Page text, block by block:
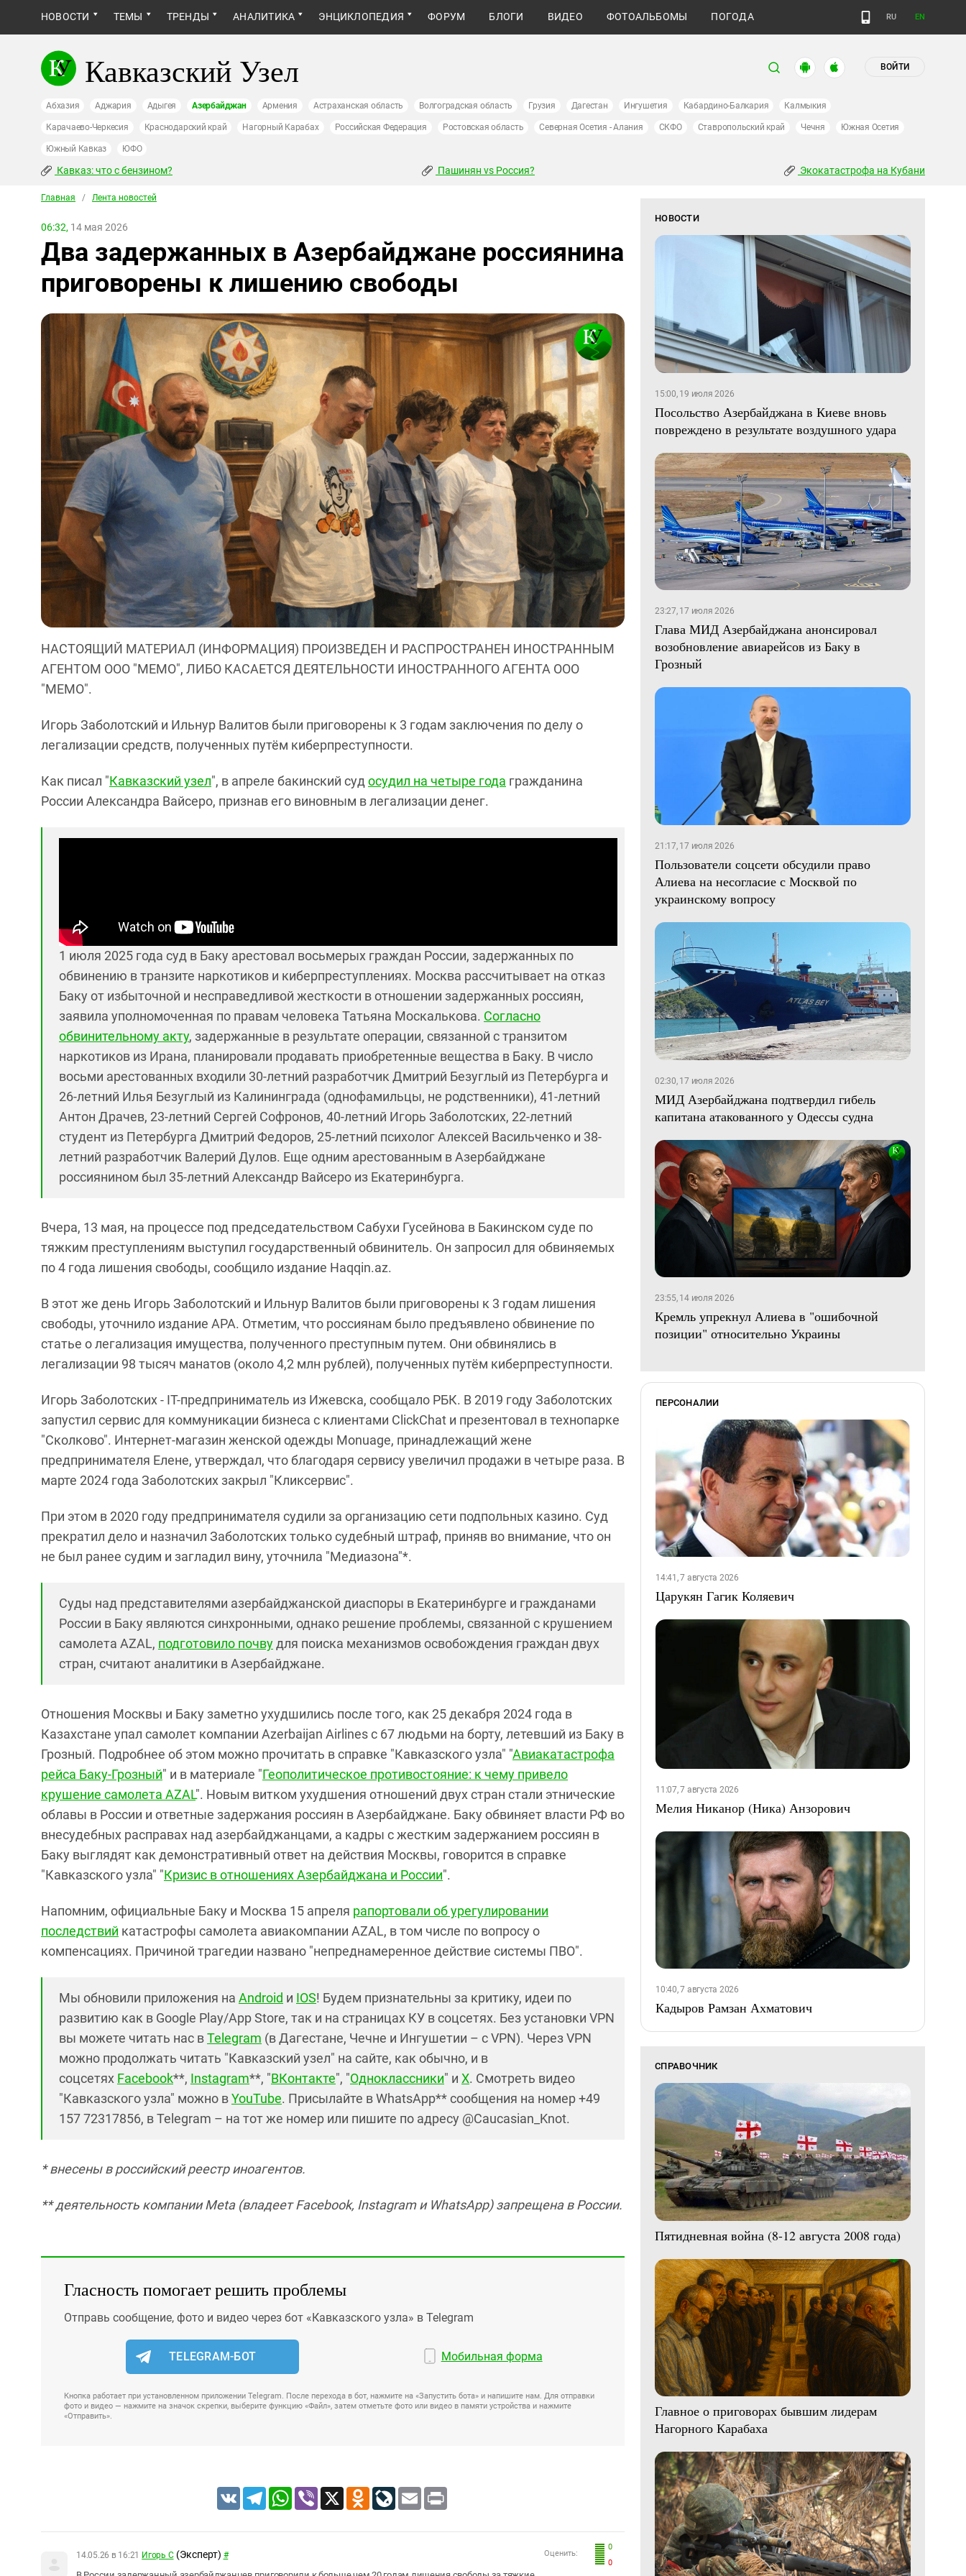
НОВОСТИ ТЕМЫ ТРЕНДЫ АНАЛИТИКА ЭНЦИКЛОПЕДИЯ ФОРУМ БЛОГИ ВИДЕО ФОТОАЛЬБОМЫ ПОГОДА RU EN
Кавказский Узел ВОЙТИ
Абхазия Аджария Адыгея Азербайджан Армения Астраханская область Волгоградская область Грузия Дагестан Ингушетия Кабардино-Балкария Калмыкия
Карачаево-Черкесия Краснодарский край Нагорный Карабах Российская Федерация Ростовская область Северная Осетия - Алания СКФО Ставропольский край Чечня Южная Осетия
Южный Кавказ ЮФО
Кавказ: что с бензином? Пашинян vs Россия? Экокатастрофа на Кубани
Главная / Лента новостей
06:32, 14 мая 2026
Два задержанных в Азербайджане россиянина
приговорены к лишению свободы
НАСТОЯЩИЙ МАТЕРИАЛ (ИНФОРМАЦИЯ) ПРОИЗВЕДЕН И РАСПРОСТРАНЕН ИНОСТРАННЫМ
АГЕНТОМ ООО "МЕМО", ЛИБО КАСАЕТСЯ ДЕЯТЕЛЬНОСТИ ИНОСТРАННОГО АГЕНТА ООО
"МЕМО".
Игорь Заболотский и Ильнур Валитов были приговорены к 3 годам заключения по делу о
легализации средств, полученных путём киберпреступности.
Как писал "Кавказский узел", в апреле бакинский суд осудил на четыре года гражданина
России Александра Вайсеро, признав его виновным в легализации денег.
1 июля 2025 года суд в Баку арестовал восьмерых граждан России, задержанных по
обвинению в транзите наркотиков и киберпреступлениях. Москва рассчитывает на отказ
Баку от избыточной и несправедливой жесткости в отношении задержанных россиян,
заявила уполномоченная по правам человека Татьяна Москалькова. Согласно
обвинительному акту, задержанные в результате операции, связанной с транзитом
наркотиков из Ирана, планировали продавать приобретенные вещества в Баку. В число
восьми арестованных входили 30-летний разработчик Дмитрий Безуглый из Петербурга и
26-летний Илья Безуглый из Калининграда (однофамильцы, не родственники), 41-летний
Антон Драчев, 23-летний Сергей Софронов, 40-летний Игорь Заболотских, 22-летний
студент из Петербурга Дмитрий Федоров, 25-летний психолог Алексей Васильченко и 38-
летний разработчик Валерий Дулов. Еще одним арестованным в Азербайджане
россиянином был 35-летний Александр Вайсеро из Екатеринбурга.
Вчера, 13 мая, на процессе под председательством Сабухи Гусейнова в Бакинском суде по
тяжким преступлениям выступил государственный обвинитель. Он запросил для обвиняемых
по 4 года лишения свободы, сообщило издание Haqqin.az.
В этот же день Игорь Заболотский и Ильнур Валитов были приговорены к 3 годам лишения
свободы, уточнило издание АРА. Отметим, что россиянам было предъявлено обвинение по
статье о легализация имущества, полученного преступным путем. Они обвинялись в
легализации 98 тысяч манатов (около 4,2 млн рублей), полученных путём киберпреступности.
Игорь Заболотских - IT-предприниматель из Ижевска, сообщало РБК. В 2019 году Заболотских
запустил сервис для коммуникации бизнеса с клиентами ClickChat и презентовал в технопарке
"Сколково". Интернет-магазин женской одежды Monuage, принадлежащий жене
предпринимателя Елене, утверждал, что благодаря сервису увеличил продажи в четыре раза. В
марте 2024 года Заболотских закрыл "Кликсервис".
При этом в 2020 году предпринимателя судили за организацию сети подпольных казино. Суд
прекратил дело и назначил Заболотских только судебный штраф, приняв во внимание, что он
не был ранее судим и загладил вину, уточнила "Медиазона"*.
Суды над представителями азербайджанской диаспоры в Екатеринбурге и гражданами
России в Баку являются синхронными, однако решение проблемы, связанной с крушением
самолета AZAL, подготовило почвудля поиска механизмов освобождения граждан двух
стран, считают аналитики в Азербайджане.
Отношения Москвы и Баку заметно ухудшились после того, как 25 декабря 2024 года в
Казахстане упал самолет компании Azerbaijan Airlines с 67 людьми на борту, летевший из Баку в
Грозный. Подробнее об этом можно прочитать в справке "Кавказского узла" "Авиакатастрофа
рейса Баку-Грозный" и в материале "Геополитическое противостояние: к чему привело
крушение самолета АZAL". Новым витком ухудшения отношений двух стран стали этнические
облавы в России и ответные задержания россиян в Азербайджане. Баку обвиняет власти РФ во
внесудебных расправах над азербайджанцами, а кадры с жестким задержанием россиян в
Баку выглядят как демонстративный ответ на действия Москвы, говорится в справке
"Кавказского узла" "Кризис в отношениях Азербайджана и России".
Напомним, официальные Баку и Москва 15 апреля рапортовали об урегулировании
последствий катастрофы самолета авиакомпании AZAL, в том числе по вопросу о
компенсациях. Причиной трагедии названо "непреднамеренное действие системы ПВО".
Мы обновили приложения на Android и IOS! Будем признательны за критику, идеи по
развитию как в Google Play/App Store, так и на страницах КУ в соцсетях. Без установки VPN
вы можете читать нас вTelegram (в Дагестане, Чечне и Ингушетии – с VPN). Через VPN
можно продолжать читать "Кавказский узел" на сайте, как обычно, и в
соцсетях Facebook**, Instagram**, "ВКонтакте", "Одноклассники" и X. Смотреть видео
"Кавказского узла" можно вYouTube. Присылайте в WhatsApp** сообщения на номер +49
157 72317856, в Telegram – на тот же номер или пишите по адресу @Caucasian_Knot.
* внесены в российский реестр иноагентов.
**деятельность компании Meta (владеет Facebook, Instagram и WhatsApp) запрещена в России.
Гласность помогает решить проблемы
Отправь сообщение, фото и видео через бот «Кавказского узла» в Telegram
TELEGRAM-БОТ Мобильная форма
Кнопка работает при установленном приложении Telegram. После перехода в бот, нажмите на «Запустить бота» и напишите нам. Для отправки
фото и видео — нажмите на значок скрепки, выберите функцию «Файл», затем отметьте фото или видео в памяти устройства и нажмите
«Отправить».
VK TelegramWhatsApp
Viber X Odnoklassniki
LiveJournal
Email
0
0
Оценить:
14.05.26 в 16:21 Игорь С (Эксперт) #
НОВОСТИ
15:00, 19 июля 2026
Посольство Азербайджана в Киеве вновь
повреждено в результате воздушного удара
23:27, 17 июля 2026
Глава МИД Азербайджана анонсировал
возобновление авиарейсов из Баку в
Грозный
21:17, 17 июля 2026
Пользователи соцсети обсудили право
Алиева на несогласие с Москвой по
украинскому вопросу
02:30, 17 июля 2026
МИД Азербайджана подтвердил гибель
капитана атакованного у Одессы судна
23:55, 14 июля 2026
Кремль упрекнул Алиева в "ошибочной
позиции" относительно Украины
ПЕРСОНАЛИИ
14:41, 7 августа 2026
Царукян Гагик Коляевич
11:07, 7 августа 2026
Мелия Никанор (Ника) Анзорович
10:40, 7 августа 2026
Кадыров Рамзан Ахматович
СПРАВОЧНИК
Пятидневная война (8-12 августа 2008 года)
Главное о приговорах бывшим лидерам
Нагорного Карабаха